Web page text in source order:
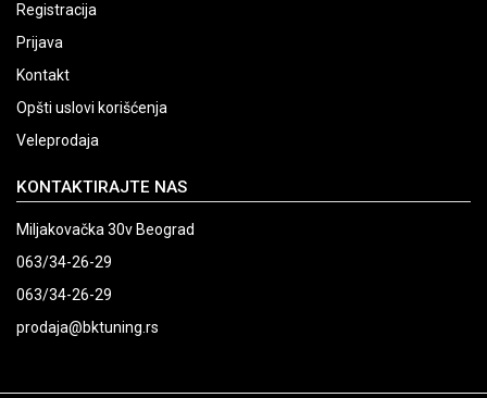
Registracija
Prijava
Kontakt
Opšti uslovi korišćenja
Veleprodaja
KONTAKTIRAJTE NAS
Miljakovačka 30v Beograd
063/34-26-29
063/34-26-29
prodaja@bktuning.rs